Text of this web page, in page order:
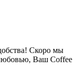
Скоро мы
Ваш Coffee